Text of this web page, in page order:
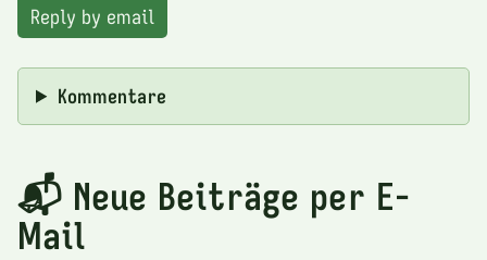
Reply by email
Kommentare
📬 Neue Beiträge per E-
Mail